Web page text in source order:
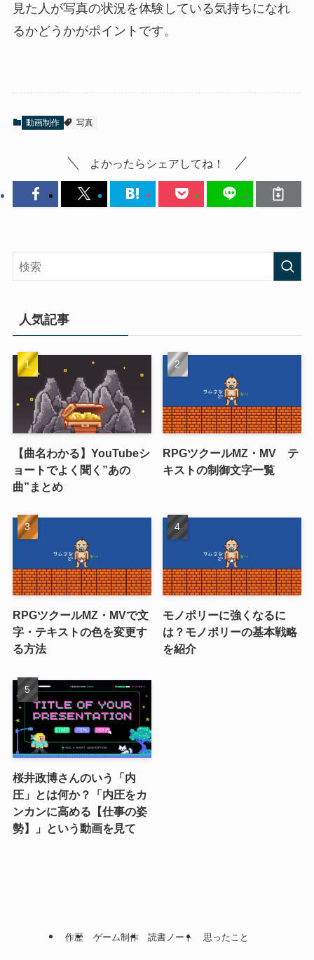
見た人が写真の状況を体験している気持ちになれ
るかどうかがポイントです。
動画制作 写真
よかったらシェアしてね！
人気記事
【曲名わかる】YouTubeシ
ョートでよく聞く”あの
曲”まとめ
RPGツクールMZ・MV テ
キストの制御文字一覧
RPGツクールMZ・MVで文
字・テキストの色を変更す
る方法
モノポリーに強くなるに
は？モノポリーの基本戦略
を紹介
桜井政博さんのいう「内
圧」とは何か？「内圧をカ
ンカンに高める【仕事の姿
勢】」という動画を見て
作歴 ゲーム制作 読書ノート 思ったこと